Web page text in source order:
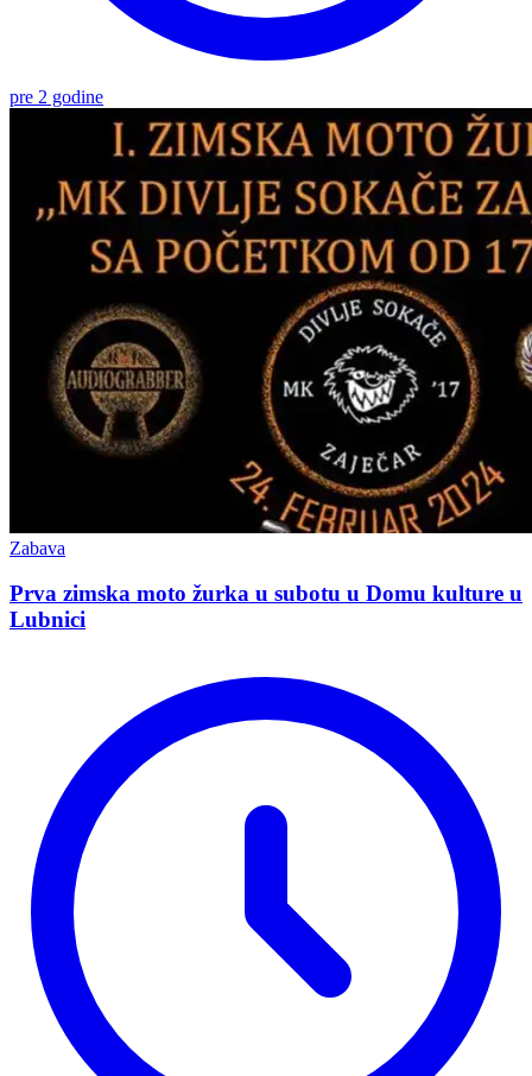
pre 2 godine
Zabava
Prva zimska moto žurka u subotu u Domu kulture u
Lubnici